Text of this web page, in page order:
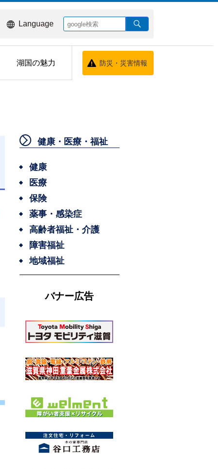
Language
湖国の魅力 防災・災害情報
健康・医療・福祉
健康
医療
保険
薬事・感染症
高齢者福祉・介護
障害福祉
地域福祉
バナー広告